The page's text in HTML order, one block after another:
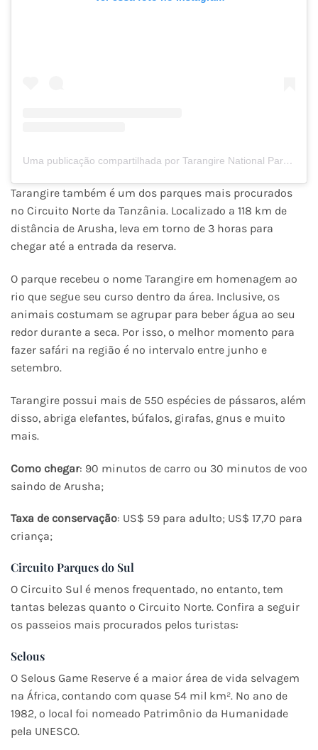
Uma publicação compartilhada por Tarangire National Park (@tarangire_national_park)
Tarangire também é um dos parques mais procurados
no Circuito Norte da Tanzânia. Localizado a 118 km de
distância de Arusha, leva em torno de 3 horas para
chegar até a entrada da reserva.
O parque recebeu o nome Tarangire em homenagem ao
rio que segue seu curso dentro da área. Inclusive, os
animais costumam se agrupar para beber água ao seu
redor durante a seca. Por isso, o melhor momento para
fazer safári na região é no intervalo entre junho e
setembro.
Tarangire possui mais de 550 espécies de pássaros, além
disso, abriga elefantes, búfalos, girafas, gnus e muito
mais.
Como chegar: 90 minutos de carro ou 30 minutos de voo
saindo de Arusha;
Taxa de conservação: US$ 59 para adulto; US$ 17,70 para
criança;
Circuito Parques do Sul
O Circuito Sul é menos frequentado, no entanto, tem
tantas belezas quanto o Circuito Norte. Confira a seguir
os passeios mais procurados pelos turistas:
Selous
O Selous Game Reserve é a maior área de vida selvagem
na África, contando com quase 54 mil km². No ano de
1982, o local foi nomeado Patrimônio da Humanidade
pela UNESCO.